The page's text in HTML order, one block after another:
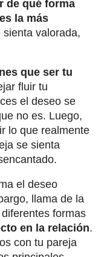
de qué forma
la más
valorada,
que ser tu
fluir tu
el deseo se
no es. Luego,
lo que realmente
se sienta
el deseo
llama de la
formas
en la relación.
con tu pareja